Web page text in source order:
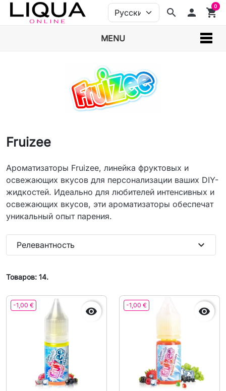
search person shopping_cart
0
MENU
Fruizee
Ароматизаторы Fruizee, линейка фруктовых и
освежающих вкусов для персонализации ваших DIY-
жидкостей. Идеально для любителей интенсивных и
освежающих вкусов, эти ароматизаторы обеспечат
уникальный опыт парения.
Товаров: 14.
Релевантность expand_more
-1,00 €  -1,00 € 